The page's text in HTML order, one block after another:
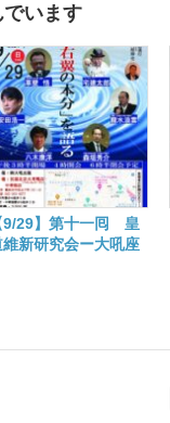
います
9/29】第十一囘 皇
維新研究会ー大吼座